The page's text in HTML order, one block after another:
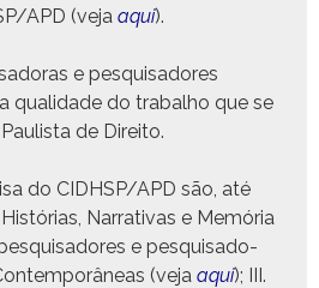
APD (veja aqui).
e pesquisadores
qual­i­dade do tra­bal­ho que se
de Direito.
do CIDHSP/APD são, até
Nar­ra­ti­vas e Memória
e pesquisado­
(veja aqui); III.